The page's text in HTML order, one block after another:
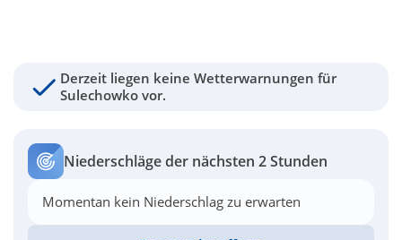
Derzeit liegen keine Wetterwarnungen für
Sulechowko vor.
Niederschläge der nächsten 2 Stunden
Momentan kein Niederschlag zu erwarten